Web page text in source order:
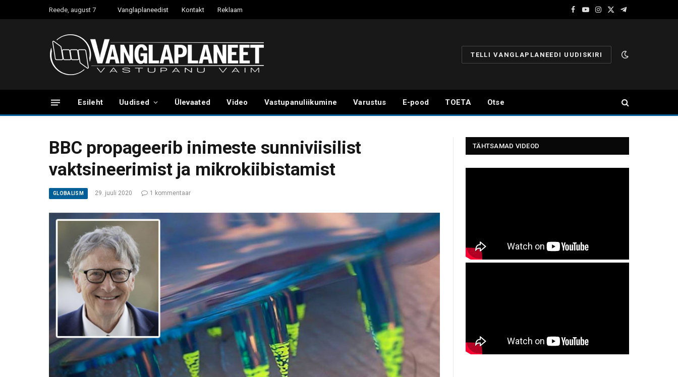
Reede, august 7 Vanglaplaneedist Kontakt Reklaam
Facebook
YouTube
Instagram
X
Telegram
TELLI VANGLAPLANEEDI UUDISKIRI
Esileht Uudised Ülevaated Video Vastupanuliikumine Varustus E-pood TOETA Otse
BBC propageerib inimeste sunniviisilist
vaktsineerimist ja mikrokiibistamist
GLOBALISM 29. juuli 2020 1 kommentaar
TÄHTSAMAD VIDEOD